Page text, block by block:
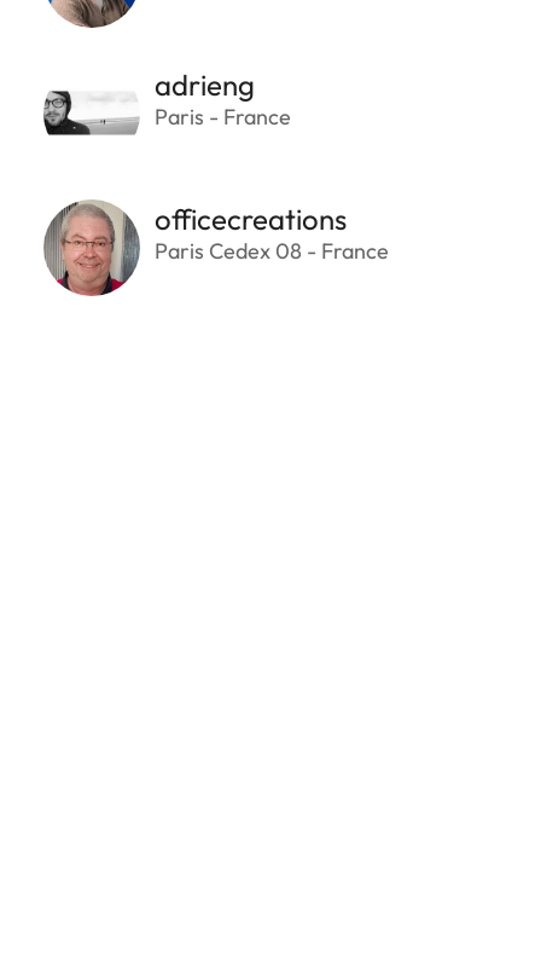
adrieng
Paris - France
officecreations
Paris Cedex 08 - France